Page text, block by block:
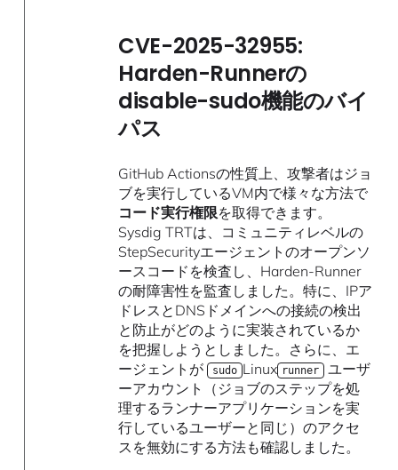
CVE-2025-32955:
Harden-Runnerの
disable-sudo機能のバイ
パス
GitHub Actionsの性質上、攻撃者はジョ
ブを実行しているVM内で様々な方法で
コード実行権限を取得できます。
Sysdig TRTは、コミュニティレベルの
StepSecurityエージェントのオープンソ
ースコードを検査し、Harden-Runner
の耐障害性を監査しました。特に、IPア
ドレスとDNSドメインへの接続の検出
と防止がどのように実装されているか
を把握しようとしました。さらに、エ
ージェントが sudo Linux runner
ユーザ
ーアカウント（ジョブのステップを処
理するランナーアプリケーションを実
行しているユーザーと同じ）のアクセ
スを無効にする方法も確認しました。